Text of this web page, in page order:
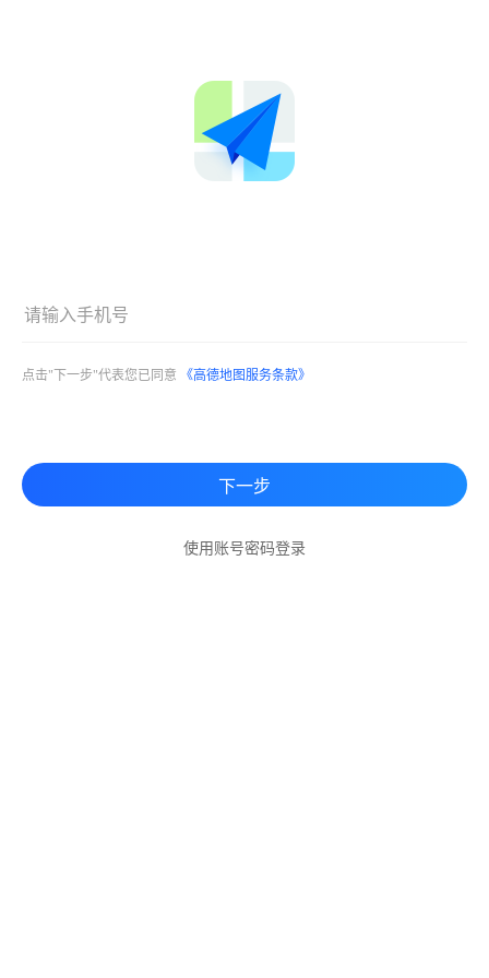
点击"下一步"代表您已同意 《高德地图服务条款》
下一步
使用账号密码登录